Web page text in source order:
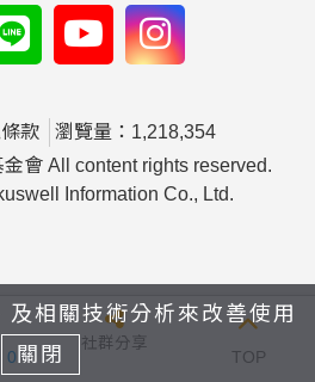
款
瀏覽量：1,218,354
會 All content rights reserved.
Information Co., Ltd.
0
社群分享
TOP
相關技術分析來改善使用
關閉